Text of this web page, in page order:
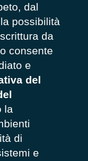
dal
possibilità
da
consente
e
del
la
di
e